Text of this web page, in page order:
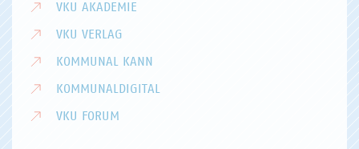
VKU AKADEMIE
VKU VERLAG
KOMMUNAL KANN
KOMMUNALDIGITAL
VKU FORUM